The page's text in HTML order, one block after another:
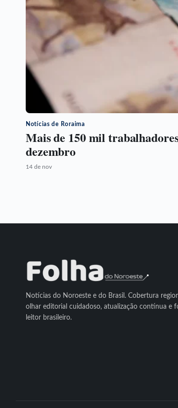
Notícias de Roraima
Mais de 150 mil
dezembro
14 de nov
Notícias do Noroeste e do Brasil. Cobertura
olhar editorial cuidadoso, atualização contínua e
leitor brasileiro.